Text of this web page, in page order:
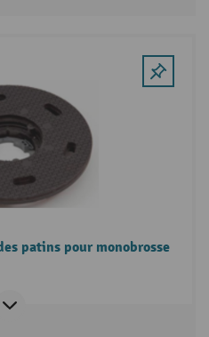
patins pour monobrosse